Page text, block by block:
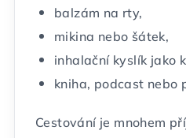
balzám na rty,
mikina nebo šátek,
inhalační kyslík jako
kniha, podcast nebo
Cestování je mnohem